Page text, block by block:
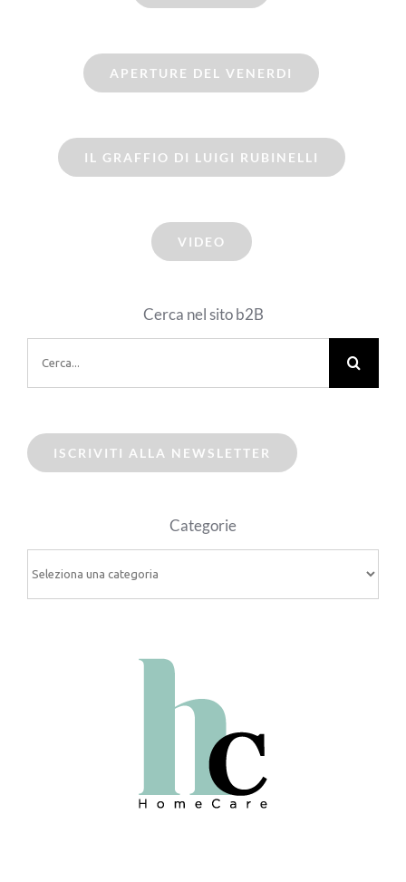
APERTURE DEL VENERDI
IL GRAFFIO DI LUIGI RUBINELLI
VIDEO
Cerca nel sito b2B
per:
ISCRIVITI ALLA NEWSLETTER
Categorie